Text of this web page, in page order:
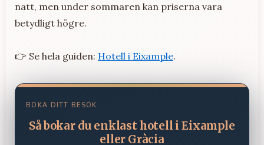
natt, men under sommaren kan priserna vara
betydligt högre.
👉 Se hela guiden: Hotell i Eixample.
BOKA DITT BESÖK
Så bokar du enklast hotell i Eixample
eller Gràcia